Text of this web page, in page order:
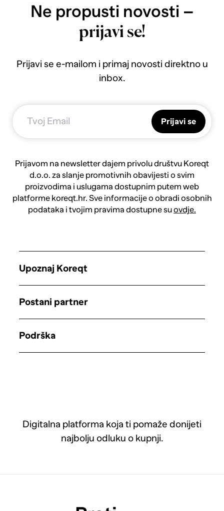
Ne propusti novosti –
prijavi se!
Prijavi se e-mailom i primaj novosti direktno u
inbox.
Prijavi se
Prijavom na newsletter dajem privolu društvu Koreqt
d.o.o. za slanje promotivnih obavijesti o svim
proizvodima i uslugama dostupnim putem web
platforme koreqt.hr. Sve informacije o obradi osobnih
podataka i tvojim pravima dostupne suovdje.
Digitalna platforma koja ti pomaže donijeti
najbolju odluku o kupnji.
Upoznaj Koreqt
Postani partner
Podrška